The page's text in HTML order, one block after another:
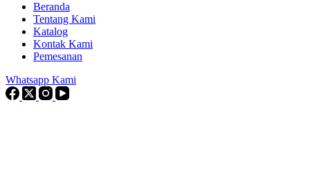
Beranda
Tentang Kami
Katalog
Kontak Kami
Pemesanan
Whatsapp Kami